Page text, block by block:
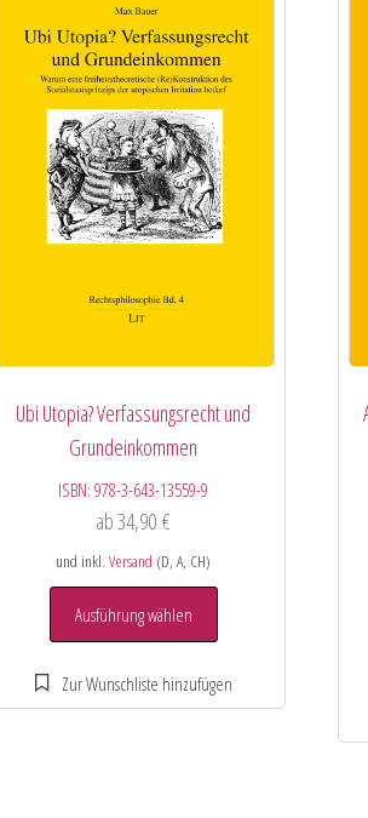
Ubi Utopia? Verfassungsrecht und
Grundeinkommen
ISBN:978-3-643-13559-9
ab34,90€
und inkl.Versand (D, A, CH)
Ausführung wählen